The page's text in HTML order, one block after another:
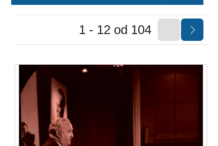
1 - 12 od 104